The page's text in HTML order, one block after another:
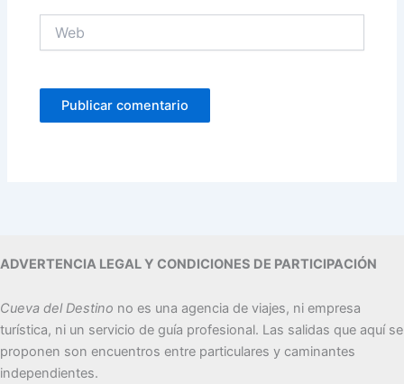
ADVERTENCIA LEGAL Y CONDICIONES DE PARTICIPACIÓN
Cueva del Destino no es una agencia de viajes, ni empresa
turística, ni un servicio de guía profesional. Las salidas que aquí se
proponen son encuentros entre particulares y caminantes
independientes.